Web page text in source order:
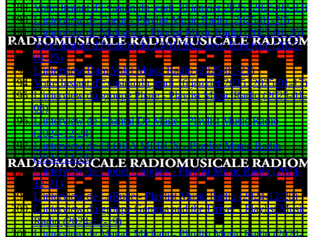
Votre Instant d'Evasion du jeudi 30 janvier 2025 (2025-02-03)
L'interview de Coeur - Playlist Music Radio (2025-01-26)
L'interview de Malianna - Playlist Music Radio (2025-01-26)
Votre Instant d'Evasion du 23/01/2025 avec Roselyne (2025-
01-25)
L'interview Dam Valet Music Radio (2025-01-21)
Votre Instant d'Evasion du jeudi 16 janvier 2025 (2025-01-17)
L'interview du groupe Phare - Playlist Music Radio (2025-01-
06)
L'interview de Chantal De Mage - Playlist Music Radio
(2024-12-24)
L'interview de FLORA MERCX - Playlist Music Radio
(2024-12-23)
L'interview de Lionel Langlais - Playlist Music Radio (2024-
12-21)
L'interview de LaRude - Playlist Music Radio (2024-12-20)
L'interview du groupe Gemma and the Driver - Playlist Music
Radio (2024-12-19)
L'interview de Magali Michaut - Playlist Music Radio (2024-